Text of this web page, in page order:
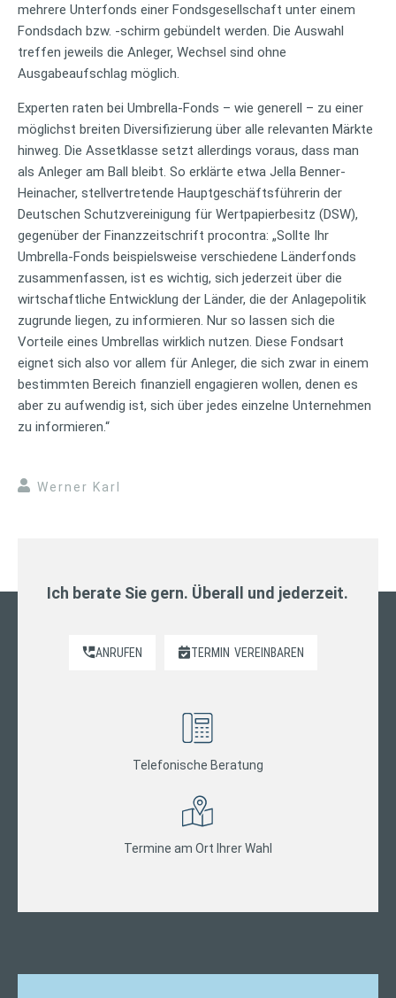
mehrere Unterfonds einer Fondsgesellschaft unter einem
Fondsdach bzw. -schirm gebündelt werden. Die Auswahl
treffen jeweils die Anleger, Wechsel sind ohne
Ausgabeaufschlag möglich.
Experten raten bei Umbrella-Fonds – wie generell – zu einer
möglichst breiten Diversifizierung über alle relevanten Märkte
hinweg. Die Assetklasse setzt allerdings voraus, dass man
als Anleger am Ball bleibt. So erklärte etwa Jella Benner-
Heinacher, stellvertretende Hauptgeschäftsführerin der
Deutschen Schutzvereinigung für Wertpapierbesitz (DSW),
gegenüber der Finanzzeitschrift procontra: „Sollte Ihr
Umbrella-Fonds beispielsweise verschiedene Länderfonds
zusammenfassen, ist es wichtig, sich jederzeit über die
wirtschaftliche Entwicklung der Länder, die der Anlagepolitik
zugrunde liegen, zu informieren. Nur so lassen sich die
Vorteile eines Umbrellas wirklich nutzen. Diese Fondsart
eignet sich also vor allem für Anleger, die sich zwar in einem
bestimmten Bereich finanziell engagieren wollen, denen es
aber zu aufwendig ist, sich über jedes einzelne Unternehmen
zu informieren.“
Werner Karl
Ich berate Sie gern. Überall und jederzeit.
ANRUFEN TERMIN VEREINBAREN
Telefonische Beratung
Termine am Ort Ihrer Wahl